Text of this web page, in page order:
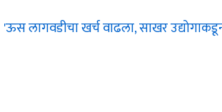
'ऊस लागवडीचा खर्च वाढला, साखर